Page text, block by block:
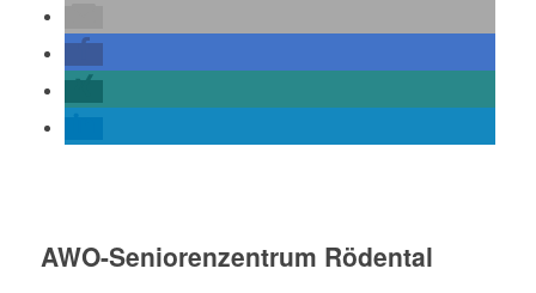
AWO-Seniorenzentrum Rödental